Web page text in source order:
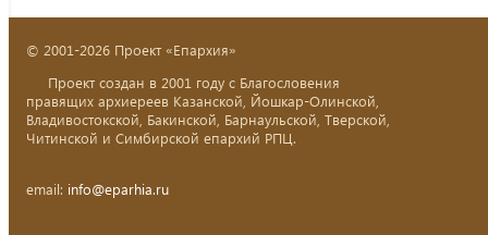
© 2001-2026 Проект «Епархия»
Проект создан в 2001 году с Благословения
правящих архиереев Казанской, Йошкар-Олинской,
Владивостокской, Бакинской, Барнаульской, Тверской,
Читинской и Симбирской епархий РПЦ.
email: info@eparhia.ru